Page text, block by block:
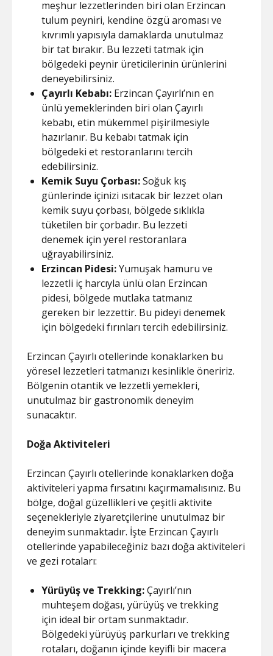
meşhur lezzetlerinden biri olan Erzincan
tulum peyniri, kendine özgü aroması ve
kıvrımlı yapısıyla damaklarda unutulmaz
bir tat bırakır. Bu lezzeti tatmak için
bölgedeki peynir üreticilerinin ürünlerini
deneyebilirsiniz.
Çayırlı Kebabı: Erzincan Çayırlı’nın en
ünlü yemeklerinden biri olan Çayırlı
kebabı, etin mükemmel pişirilmesiyle
hazırlanır. Bu kebabı tatmak için
bölgedeki et restoranlarını tercih
edebilirsiniz.
Kemik Suyu Çorbası:Soğuk kış
günlerinde içinizi ısıtacak bir lezzet olan
kemik suyu çorbası, bölgede sıklıkla
tüketilen bir çorbadır. Bu lezzeti
denemek için yerel restoranlara
uğrayabilirsiniz.
Erzincan Pidesi:Yumuşak hamuru ve
lezzetli iç harcıyla ünlü olan Erzincan
pidesi, bölgede mutlaka tatmanız
gereken bir lezzettir. Bu pideyi denemek
için bölgedeki fırınları tercih edebilirsiniz.
Erzincan Çayırlı otellerinde konaklarken bu
yöresel lezzetleri tatmanızı kesinlikle öneririz.
Bölgenin otantik ve lezzetli yemekleri,
unutulmaz bir gastronomik deneyim
sunacaktır.
Doğa Aktiviteleri
Erzincan Çayırlı otellerinde konaklarken doğa
aktiviteleri yapma fırsatını kaçırmamalısınız. Bu
bölge, doğal güzellikleri ve çeşitli aktivite
seçenekleriyle ziyaretçilerine unutulmaz bir
deneyim sunmaktadır. İşte Erzincan Çayırlı
otellerinde yapabileceğiniz bazı doğa aktiviteleri
ve gezi rotaları:
Yürüyüş ve Trekking:Çayırlı’nın
muhteşem doğası, yürüyüş ve trekking
için ideal bir ortam sunmaktadır.
Bölgedeki yürüyüş parkurları ve trekking
rotaları, doğanın içinde keyifli bir macera